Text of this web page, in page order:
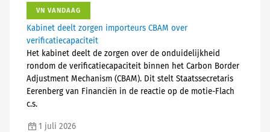
VN VANDAAG
Kabinet deelt zorgen importeurs CBAM over
verificatiecapaciteit
Het kabinet deelt de zorgen over de onduidelijkheid
rondom de verificatiecapaciteit binnen het Carbon Border
Adjustment Mechanism (CBAM). Dit stelt Staatssecretaris
Eerenberg van Financiën in de reactie op de motie-Flach
c.s.
1 juli 2026